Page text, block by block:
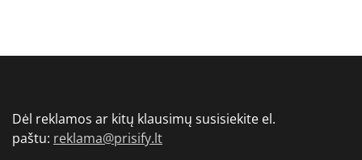
Dėl reklamos ar kitų klausimų susisiekite el.
paštu: reklama@prisify.lt